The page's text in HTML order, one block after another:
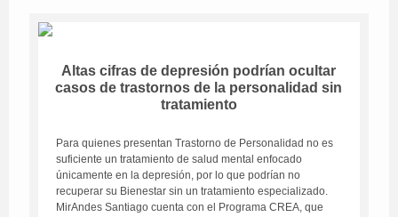
Altas cifras de depresión podrían ocultar
casos de trastornos de la personalidad sin
tratamiento
Para quienes presentan Trastorno de Personalidad no es
suficiente un tratamiento de salud mental enfocado
únicamente en la depresión, por lo que podrían no
recuperar su Bienestar sin un tratamiento especializado.
MirAndes Santiago cuenta con el Programa CREA, que